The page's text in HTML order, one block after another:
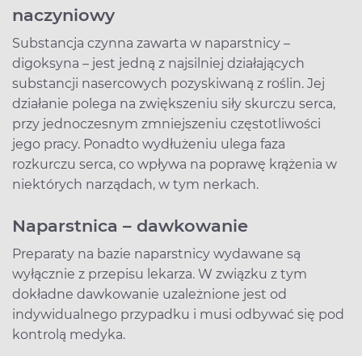
naczyniowy
Substancja czynna zawarta w naparstnicy –
digoksyna – jest jedną z najsilniej działających
substancji nasercowych pozyskiwaną z roślin. Jej
działanie polega na zwiększeniu siły skurczu serca,
przy jednoczesnym zmniejszeniu częstotliwości
jego pracy. Ponadto wydłużeniu ulega faza
rozkurczu serca, co wpływa na poprawę krążenia w
niektórych narządach, w tym nerkach.
Naparstnica – dawkowanie
Preparaty na bazie naparstnicy wydawane są
wyłącznie z przepisu lekarza. W związku z tym
dokładne dawkowanie uzależnione jest od
indywidualnego przypadku i musi odbywać się pod
kontrolą medyka.